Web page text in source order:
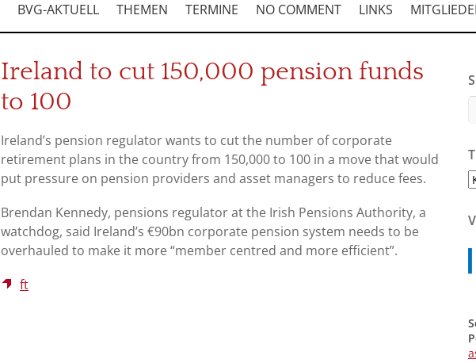
BVG-AKTUELL THEMEN TERMINE NO COMMENT LINKS
Ireland to cut 150,000 pension funds
to 100
Ireland’s pension regulator wants to cut the number of corporate
retirement plans in the country from 150,000 to 100 in a move that would
put pressure on pension providers and asset managers to reduce fees.
Brendan Kennedy, pensions regulator at the Irish Pensions Authority, a
watchdog, said Ireland’s €90bn corporate pension system needs to be
overhauled to make it more “member centred and more efficient”.
ft